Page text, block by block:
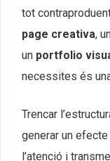
tot
page creativa,
un portfolio
necessites és
Trencar
generar un
l’atenció i